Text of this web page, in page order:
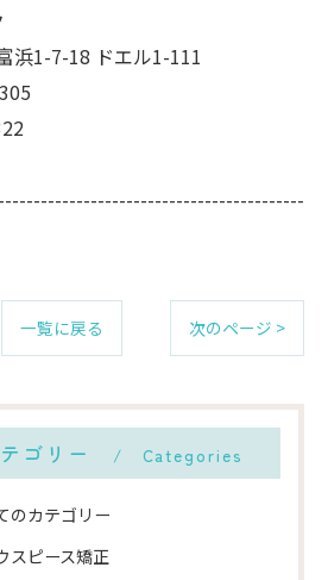
浜1-7-18 ドエル1-111
一覧に戻る 次のページ >
ゴリー Categories
のカテゴリー
スピース矯正